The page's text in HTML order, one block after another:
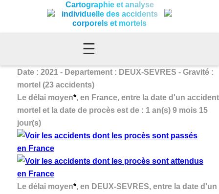
Cartographie et analyse
individuelle des accidents
corporels et mortels
☰
Date : 2021 - Departement : DEUX-SEVRES - Gravité :
mortel (23 accidents)
Le délai moyen*, en France, entre la date d'un accident
mortel et la date de procès est de : 1 an(s) 9 mois 15
jour(s)
Le délai moyen*, en DEUX-SEVRES, entre la date d'un